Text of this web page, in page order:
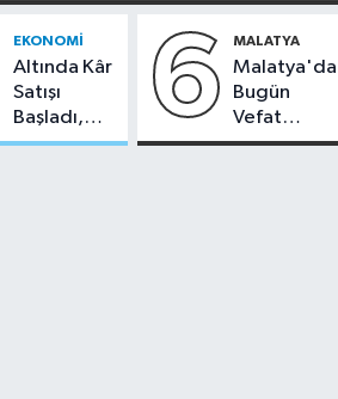
EKONOMI
Altında Kâr
Satışı
Başladı,
Malatya'da
6 MALATYA
Malatya'da
Bugün
Vefat
Edenler -